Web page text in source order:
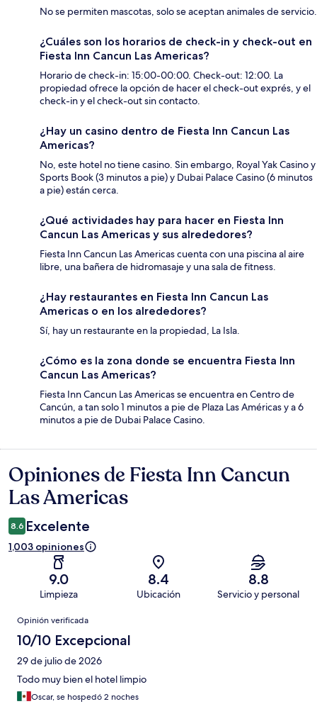
No se permiten mascotas, solo se aceptan animales de servicio.
¿Cuáles son los horarios de check-in y check-out en
Fiesta Inn Cancun Las Americas?
Horario de check-in: 15:00-00:00. Check-out: 12:00. La
propiedad ofrece la opción de hacer el check-out exprés, y el
check-in y el check-out sin contacto.
¿Hay un casino dentro de Fiesta Inn Cancun Las
Americas?
No, este hotel no tiene casino. Sin embargo, Royal Yak Casino y
Sports Book (3 minutos a pie) y Dubai Palace Casino (6 minutos
a pie) están cerca.
¿Qué actividades hay para hacer en Fiesta Inn
Cancun Las Americas y sus alrededores?
Fiesta Inn Cancun Las Americas cuenta con una piscina al aire
libre, una bañera de hidromasaje y una sala de fitness.
¿Hay restaurantes en Fiesta Inn Cancun Las
Americas o en los alrededores?
Sí, hay un restaurante en la propiedad, La Isla.
¿Cómo es la zona donde se encuentra Fiesta Inn
Cancun Las Americas?
Fiesta Inn Cancun Las Americas se encuentra en Centro de
Cancún, a tan solo 1 minutos a pie de Plaza Las Américas y a 6
minutos a pie de Dubai Palace Casino.
Opiniones
Opiniones de Fiesta Inn Cancun
Las Americas
8.6 Excelente
1,003 opiniones
9.0
Limpieza
8.4
Ubicación
8.8
Servicio y personal
Opiniones
Opinión verificada
10/10 Excepcional
29 de julio de 2026
Todo muy bien el hotel limpio
Oscar, se hospedó 2 noches